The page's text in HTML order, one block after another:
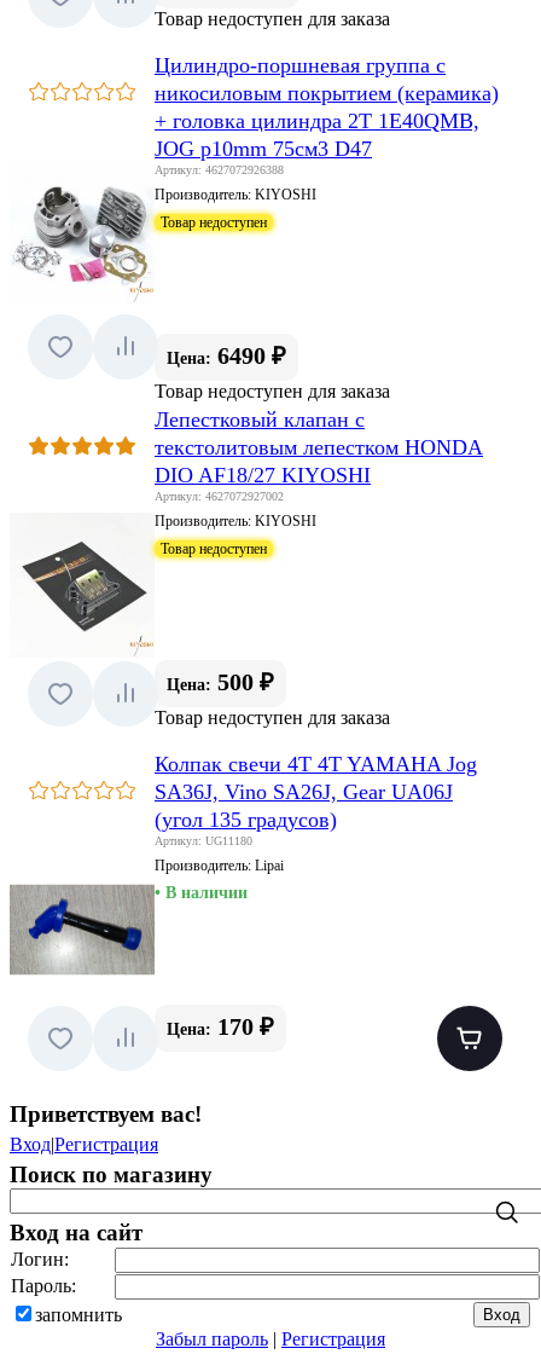
Товар недоступен для заказа
Цилиндро-поршневая группа с
никосиловым покрытием (керамика)
+ головка цилиндра 2Т 1E40QMB,
JOG p10mm 75см3 D47
Артикул: 4627072926388
Производитель: KIYOSHI
Товар недоступен
Цена: 6490 ₽
Товар недоступен для заказа
Лепестковый клапан с
текстолитовым лепестком HONDA
DIO AF18/27 KIYOSHI
Артикул: 4627072927002
Производитель: KIYOSHI
Товар недоступен
Цена: 500 ₽
Товар недоступен для заказа
Колпак свечи 4T 4T YAMAHA Jog
SA36J, Vino SA26J, Gear UA06J
(угол 135 градусов)
Артикул: UG11180
Производитель: Lipai
• В наличии
Цена: 170 ₽
Приветствуем вас!
Вход|Регистрация
Поиск по магазину
Вход на сайт
Логин:
Пароль:
запомнить
Забыл пароль | Регистрация